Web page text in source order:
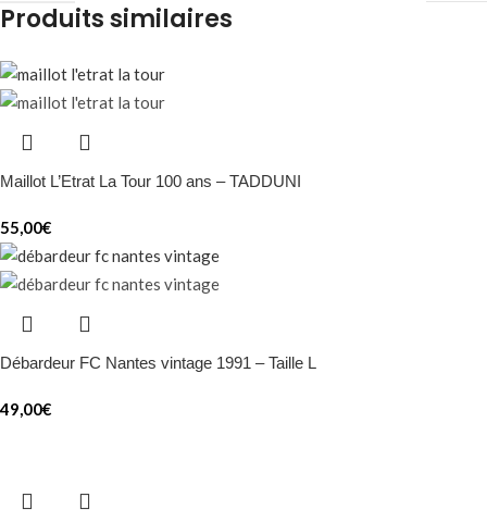
Produits similaires
Maillot L’Etrat La Tour 100 ans – TADDUNI
55,00€
Débardeur FC Nantes vintage 1991 – Taille L
49,00€